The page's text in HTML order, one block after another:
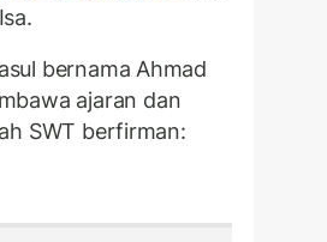
bernama Ahmad
ajaran dan
SWT berfirman: